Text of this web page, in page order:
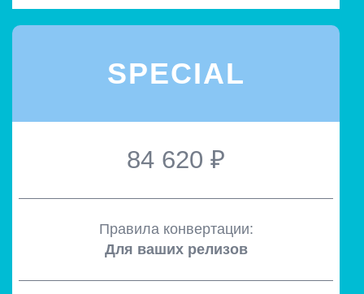
SPECIAL
84 620 ₽
Правила конвертации:
Для ваших релизов